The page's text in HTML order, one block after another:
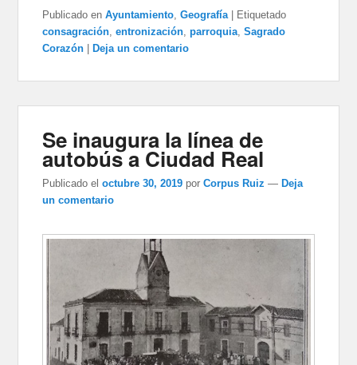
Publicado en Ayuntamiento,Geografía
Etiquetado
consagración,entronización,parroquia,Sagrado
Corazón
Deja un comentario
Se inaugura la línea de
autobús a Ciudad Real
Publicado el octubre 30, 2019 porCorpus Ruiz — Deja
un comentario